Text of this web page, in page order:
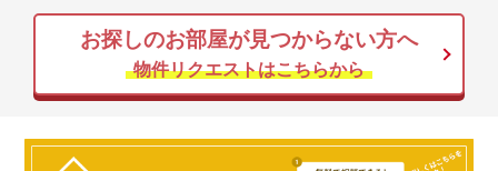
お探しのお部屋が見つからない方へ
物件リクエストはこちらから